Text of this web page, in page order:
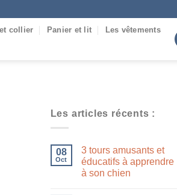
collier Panier et lit
Les vêtements
Les articles récents :
08
Oct
3 tours amusants et
éducatifs à apprendre
à son chien